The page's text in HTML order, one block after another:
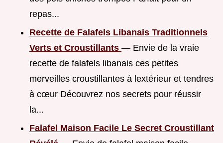
repas...
Recette de Falafels Libanais Traditionnels
Verts et Croustillants — Envie de la vraie
recette de falafels libanais ces petites
merveilles croustillantes à lextérieur et tendres
à cœur Découvrez nos secrets pour réussir
la...
Falafel Maison Facile Le Secret Croustillant